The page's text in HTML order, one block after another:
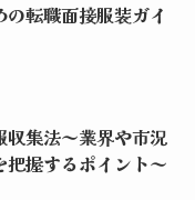
転職面接服装ガイ
収集法～業界や市況
把握するポイント～